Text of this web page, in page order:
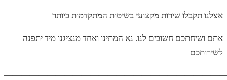
אצלנו תקבלו שירות מקצועי בשיטות המתקדמות ביותר
אתם ושיחתכם חשובים לנו. נא המתינו ואחד מנציגנו מיד יתפנה
לשירותכם